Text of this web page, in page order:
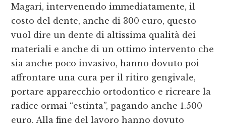
Magari, intervenendo immediatamente, il
costo del dente, anche di 300 euro, questo
vuol dire un dente di altissima qualità dei
materiali e anche di un ottimo intervento che
sia anche poco invasivo, hanno dovuto poi
affrontare una cura per il ritiro gengivale,
portare apparecchio ortodontico e ricreare la
radice ormai “estinta”, pagando anche 1.500
euro. Alla fine del lavoro hanno dovuto